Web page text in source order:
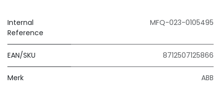
Internal
Reference
MFQ-023-0105495
EAN/SKU 8712507125866
Merk ABB